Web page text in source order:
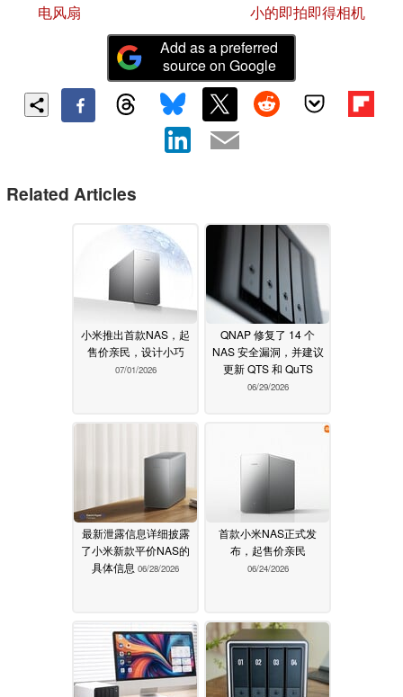
电风扇
小的即拍即得相机
Add as a preferred
source on Google
Related Articles
小米推出首款NAS，起
售价亲民，设计小巧
07/01/2026
QNAP 修复了 14 个
NAS 安全漏洞，并建议
更新 QTS 和 QuTS
06/29/2026
最新泄露信息详细披露
了小米新款平价NAS的
具体信息 06/28/2026
首款小米NAS正式发
布，起售价亲民
06/24/2026